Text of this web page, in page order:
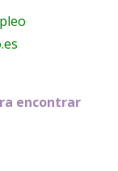
encontrar